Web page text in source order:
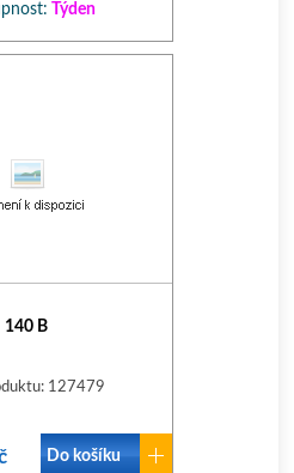
Týden
140 B
127479
Do košíku